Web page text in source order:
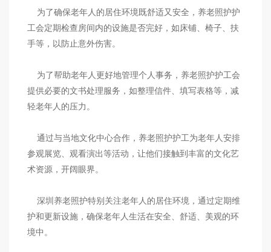
为了确保老年人的居住环境既舒适又安全，养老照护护
工会定期检查房间内的设施是否完好，如床铺、椅子、扶
手等，以防止意外伤害。
为了帮助老年人更好地管理个人事务，养老照护护工会
提供必要的文书处理服务，如整理信件、填写表格等，减
轻老年人的压力。
通过与当地文化中心合作，养老照护护工为老年人安排
参观展览、观看演出等活动，让他们接触到丰富的文化艺
术资源，开阔眼界。
深圳养老照护特别关注老年人的居住环境，通过定期维
护和更新设施，确保老年人生活在安全、舒适、美观的环
境中。